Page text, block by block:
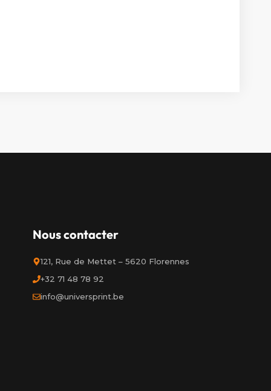
Nous contacter
121, Rue de Mettet – 5620 Florennes
+32 71 48 78 92
info@universprint.be